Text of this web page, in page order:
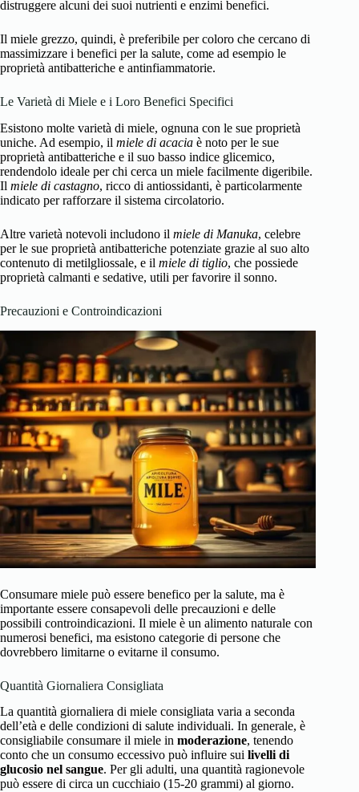
distruggere alcuni dei suoi nutrienti e enzimi benefici.
Il miele grezzo, quindi, è preferibile per coloro che cercano di
massimizzare i benefici per la salute, come ad esempio le
proprietà antibatteriche e antinfiammatorie.
Le Varietà di Miele e i Loro Benefici Specifici
Esistono molte varietà di miele, ognuna con le sue proprietà
uniche. Ad esempio, il miele di acacia è noto per le sue
proprietà antibatteriche e il suo basso indice glicemico,
rendendolo ideale per chi cerca un miele facilmente digeribile.
Il miele di castagno, ricco di antiossidanti, è particolarmente
indicato per rafforzare il sistema circolatorio.
Altre varietà notevoli includono il miele di Manuka, celebre
per le sue proprietà antibatteriche potenziate grazie al suo alto
contenuto di metilgliossale, e il miele di tiglio, che possiede
proprietà calmanti e sedative, utili per favorire il sonno.
Precauzioni e Controindicazioni
Consumare miele può essere benefico per la salute, ma è
importante essere consapevoli delle precauzioni e delle
possibili controindicazioni. Il miele è un alimento naturale con
numerosi benefici, ma esistono categorie di persone che
dovrebbero limitarne o evitarne il consumo.
Quantità Giornaliera Consigliata
La quantità giornaliera di miele consigliata varia a seconda
dell’età e delle condizioni di salute individuali. In generale, è
consigliabile consumare il miele in moderazione, tenendo
conto che un consumo eccessivo può influire sui livelli di
glucosio nel sangue. Per gli adulti, una quantità ragionevole
può essere di circa un cucchiaio (15-20 grammi) al giorno.